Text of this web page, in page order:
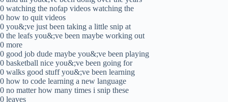
0 watching the nofap videos watching the
0 how to quit videos
0 you&;ve just been taking a little snip at
0 the leafs you&;ve been maybe working out
0 more
0 good job dude maybe you&;ve been playing
0 basketball nice you&;ve been going for
0 walks good stuff you&;ve been learning
0 how to code learning a new language
0 no matter how many times i snip these
0 leaves